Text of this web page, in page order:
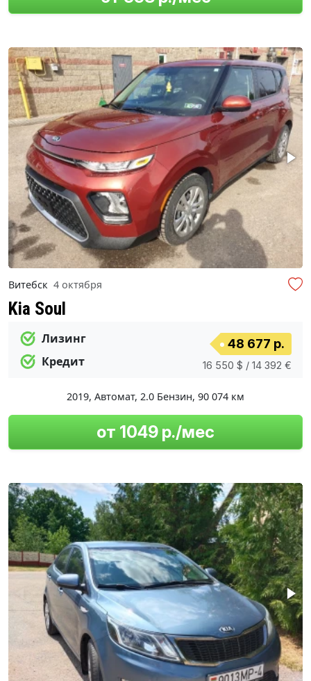
Витебск 4 октября
Kia Soul
Лизинг
Кредит
48 677 р.
16 550 $ / 14 392 €
2019, Автомат, 2.0 Бензин, 90 074 км
от 1049 р./мес